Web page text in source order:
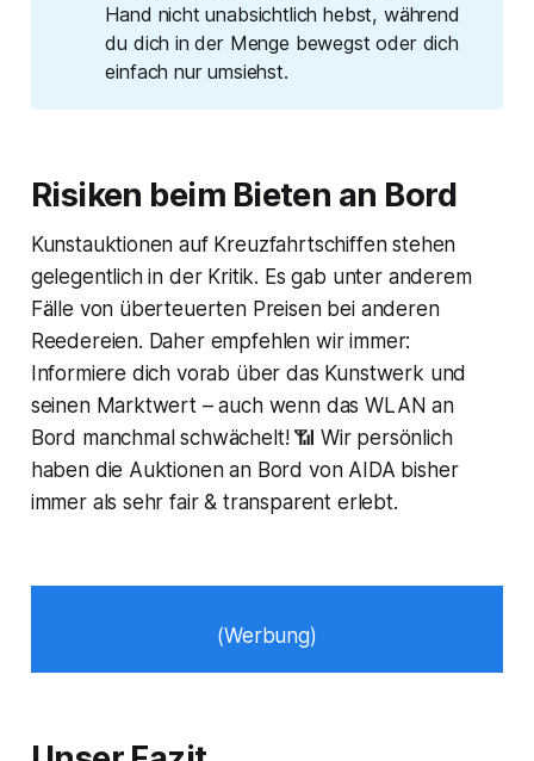
Hand nicht unabsichtlich hebst, während
du dich in der Menge bewegst oder dich
einfach nur umsiehst.
Risiken beim Bieten an Bord
Kunstauktionen auf Kreuzfahrtschiffen stehen
gelegentlich in der Kritik. Es gab unter anderem
Fälle von überteuerten Preisen bei anderen
Reedereien. Daher empfehlen wir immer:
Informiere dich vorab über das Kunstwerk und
seinen Marktwert – auch wenn das WLAN an
Bord manchmal schwächelt! 📶 Wir persönlich
haben die Auktionen an Bord von AIDA bisher
immer als sehr fair & transparent erlebt.
(Werbung)